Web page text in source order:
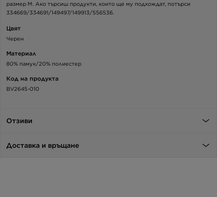
размер M. Ако търсиш продукти, които ще му подхождат, потърси
334669/334691/149497/149913/556536.
Цвят
Черен
Материал
80% памук/20% полиестер
Код на продукта
BV2645-010
Отзиви
Доставка и връщане